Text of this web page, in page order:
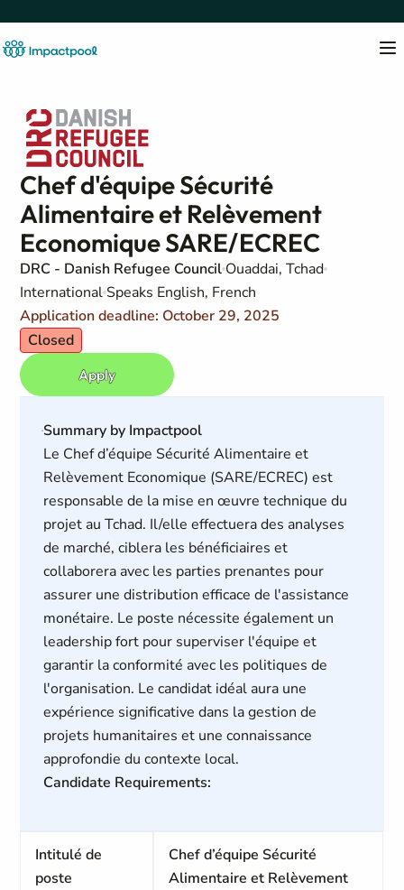
Chef d'équipe Sécurité
Alimentaire et Relèvement
Economique SARE/ECREC
DRC - Danish Refugee Council Ouaddai, Tchad
International Speaks English, French
Application deadline: October 29, 2025
Closed
Apply
Summary by Impactpool
Le Chef d’équipe Sécurité Alimentaire et
Relèvement Economique (SARE/ECREC) est
responsable de la mise en œuvre technique du
projet au Tchad. Il/elle effectuera des analyses
de marché, ciblera les bénéficiaires et
collaborera avec les parties prenantes pour
assurer une distribution efficace de l'assistance
monétaire. Le poste nécessite également un
leadership fort pour superviser l'équipe et
garantir la conformité avec les politiques de
l'organisation. Le candidat idéal aura une
expérience significative dans la gestion de
projets humanitaires et une connaissance
approfondie du contexte local.
Candidate Requirements:
Intitulé de
poste
Chef d’équipe Sécurité
Alimentaire et Relèvement